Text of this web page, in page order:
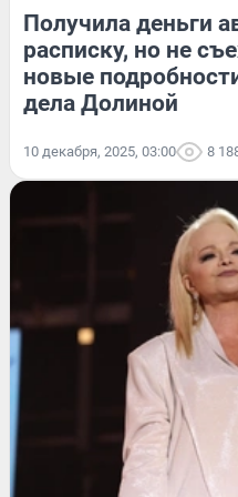
Получила деньги
расписку, но не
новые
дела Долиной
10 декабря, 2025, 03:00 8